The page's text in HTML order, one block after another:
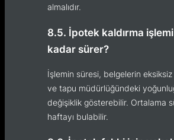
almalıdır.
8.5. İpotek kaldırma
kadar sürer?
İşlemin süresi, belgelerin eksiksiz
ve tapu müdürlüğündeki
değişiklik gösterebilir. Ortalama
haftayı bulabilir.